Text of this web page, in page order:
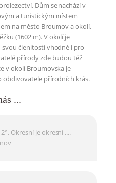
Dům se nachází v
a turistickým místem
na město Broumov a okolí,
(1602 m). V okolí je
členitostí vhodné i pro
přírody zde budou též
v okolí Broumovska je
obdivovatele přírodních krás.
...
Okresní je okresní ....